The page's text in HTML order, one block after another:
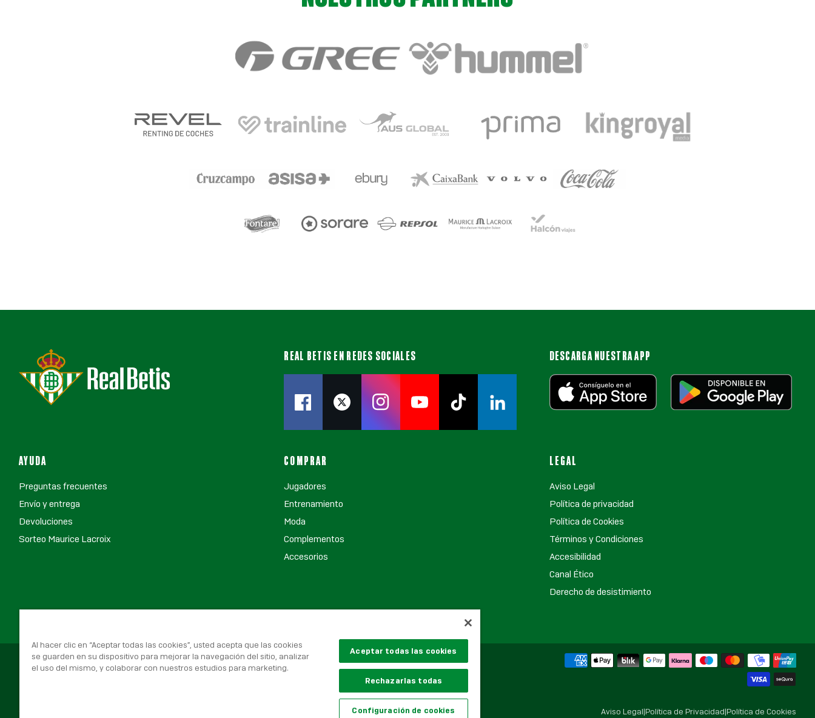
REAL BETIS EN REDES SOCIALES DESCARGA NUESTRA APP
AYUDA
Preguntas frecuentes
Envío y entrega
Devoluciones
Sorteo Maurice Lacroix
COMPRAR
Jugadores
Entrenamiento
Moda
Complementos
Accesorios
LEGAL
Aviso Legal
Política de privacidad
Política de Cookies
Términos y Condiciones
Accesibilidad
Canal Ético
Derecho de desistimiento
Aviso Legal|Política de Privacidad|Política de Cookies
Al hacer clic en “Aceptar todas las cookies”, usted acepta que las cookies
se guarden en su dispositivo para mejorar la navegación del sitio, analizar
el uso del mismo, y colaborar con nuestros estudios para marketing.
Aceptar todas las cookies
Rechazarlas todas
Configuración de cookies